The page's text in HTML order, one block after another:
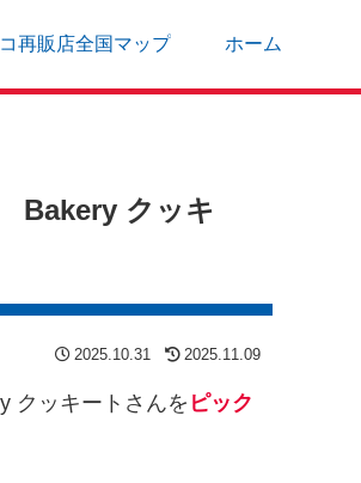
再販店全国マップ ホーム
Bakery クッキ
2025.10.31 2025.11.09
クッキートさんを ピック